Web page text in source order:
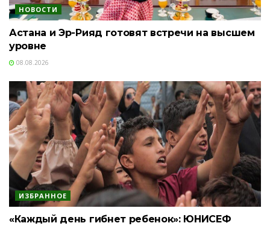
НОВОСТИ
Астана и Эр-Рияд готовят встречи на высшем
уровне
08.08.2026
ИЗБРАННОЕ
«Каждый день гибнет ребенок»: ЮНИСЕФ